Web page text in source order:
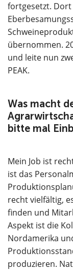
fortgesetzt.
übernommen.
und leite nun
PEAK.
Was macht
bitte mal
Mein Job ist
ist das
recht vielfältig,
finden und
Aspekt ist die
Nordamerika
produzieren.